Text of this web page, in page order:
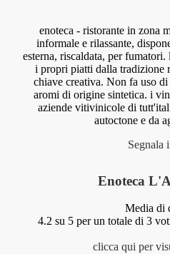
enoteca - ristorante in zona
informale e rilassante,
esterna, riscaldata, per
i propri piatti dalla tradizione
chiave creativa. Non fa uso
aromi di origine sintetica. i
aziende vitivinicole di
autoctone e da
Segnala
Enoteca
Media di
4.2 su 5 per un totale di 3
clicca qui per